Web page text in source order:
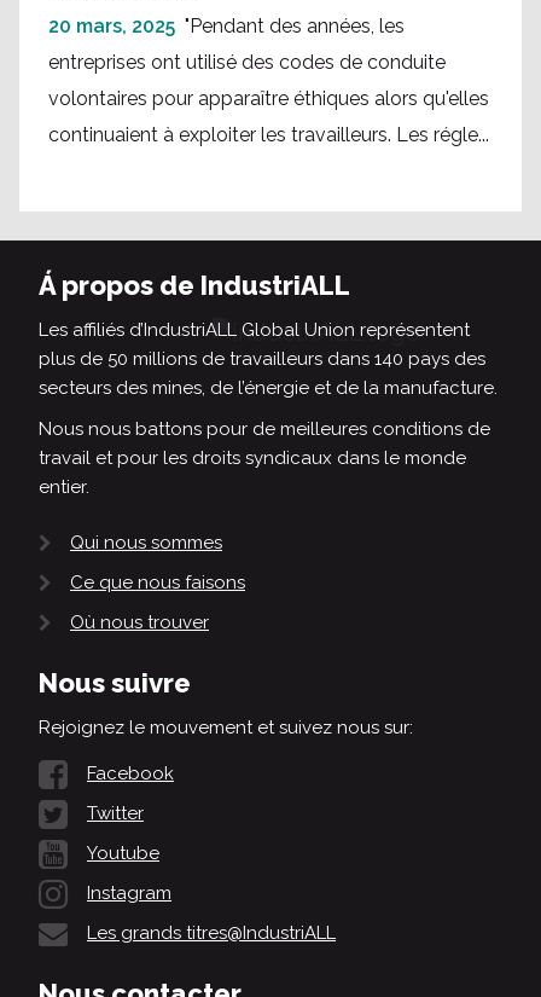
20 mars, 2025 "Pendant des années, les
entreprises ont utilisé des codes de conduite
volontaires pour apparaître éthiques alors qu'elles
continuaient à exploiter les travailleurs. Les régle...
Á propos de IndustriALL
Les affiliés d’IndustriALL Global Union représentent
plus de 50 millions de travailleurs dans 140 pays des
secteurs des mines, de l’énergie et de la manufacture.
Nous nous battons pour de meilleures conditions de
travail et pour les droits syndicaux dans le monde
entier.
Qui nous sommes
Ce que nous faisons
Où nous trouver
Nous suivre
Rejoignez le mouvement et suivez nous sur:
Facebook
Twitter
Youtube
Instagram
Les grands titres@IndustriALL